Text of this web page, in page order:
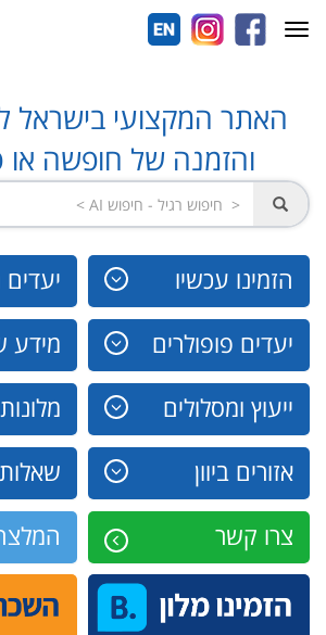
האתר המקצועי בישראל
והזמנה של חופשה או
הזמינו עכשיו
יעדים פופולרים מידע
ייעוץ ומסלולים
אזורים ביוון
צרו קשר
Toggle
navigation